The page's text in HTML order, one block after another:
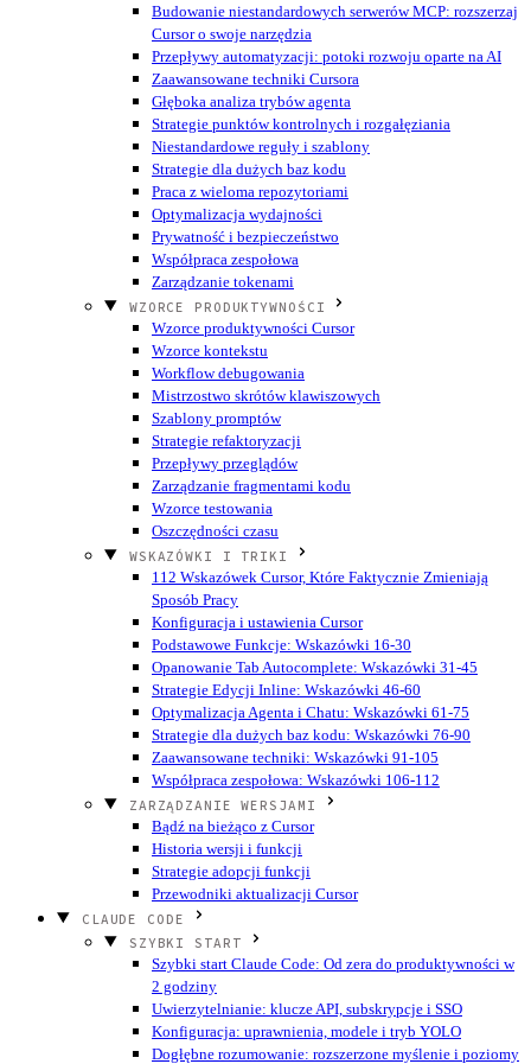
Budowanie niestandardowych serwerów MCP: rozszerzaj
Cursor o swoje narzędzia
Przepływy automatyzacji: potoki rozwoju oparte na AI
Zaawansowane techniki Cursora
Głęboka analiza trybów agenta
Strategie punktów kontrolnych i rozgałęziania
Niestandardowe reguły i szablony
Strategie dla dużych baz kodu
Praca z wieloma repozytoriami
Optymalizacja wydajności
Prywatność i bezpieczeństwo
Współpraca zespołowa
Zarządzanie tokenami
WZORCE PRODUKTYWNOŚCI
Wzorce produktywności Cursor
Wzorce kontekstu
Workflow debugowania
Mistrzostwo skrótów klawiszowych
Szablony promptów
Strategie refaktoryzacji
Przepływy przeglądów
Zarządzanie fragmentami kodu
Wzorce testowania
Oszczędności czasu
WSKAZÓWKI I TRIKI
112 Wskazówek Cursor, Które Faktycznie Zmieniają
Sposób Pracy
Konfiguracja i ustawienia Cursor
Podstawowe Funkcje: Wskazówki 16-30
Opanowanie Tab Autocomplete: Wskazówki 31-45
Strategie Edycji Inline: Wskazówki 46-60
Optymalizacja Agenta i Chatu: Wskazówki 61-75
Strategie dla dużych baz kodu: Wskazówki 76-90
Zaawansowane techniki: Wskazówki 91-105
Współpraca zespołowa: Wskazówki 106-112
ZARZĄDZANIE WERSJAMI
Bądź na bieżąco z Cursor
Historia wersji i funkcji
Strategie adopcji funkcji
Przewodniki aktualizacji Cursor
CLAUDE CODE
SZYBKI START
Szybki start Claude Code: Od zera do produktywności w
2 godziny
Uwierzytelnianie: klucze API, subskrypcje i SSO
Konfiguracja: uprawnienia, modele i tryb YOLO
Dogłębne rozumowanie: rozszerzone myślenie i poziomy